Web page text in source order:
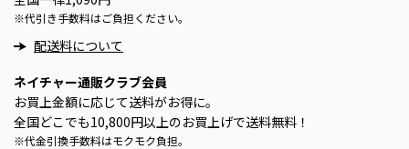
※代引き手数料はご負担ください。
配送料について
ネイチャー通販クラブ会員
お買上金額に応じて送料がお得に。
全国どこでも10,800円以上のお買上げで送料無料！
※代金引換手数料はモクモク負担。